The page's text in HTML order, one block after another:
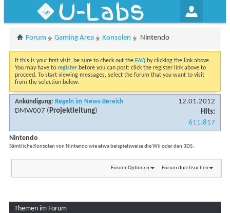
U-Labs
Forum Gaming Area Konsolen Nintendo
If this is your first visit, be sure to check out the FAQ by clicking the link above.
You may have to register before you can post: click the register link above to
proceed. To start viewing messages, select the forum that you want to visit
from the selection below.
Ankündigung: Regeln im News-Bereich
DMW007 (Projektleitung)
12.01.2012
Hits:
611.817
Nintendo
Sämtliche Konsolen von Nintendo wie etwa beispielsweise die Wii oder den 3DS.
Forum-Optionen Forum durchsuchen
Themen im Forum